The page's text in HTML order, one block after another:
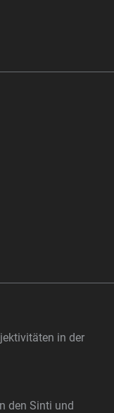
in der
den Sinti und